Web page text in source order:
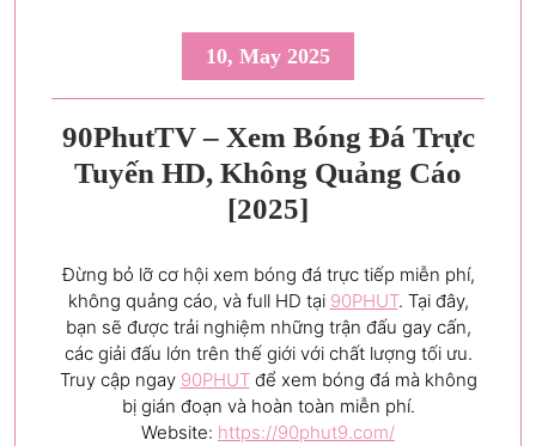
10, May 2025
90PhutTV – Xem Bóng Đá Trực
Tuyến HD, Không Quảng Cáo
[2025]
Đừng bỏ lỡ cơ hội xem bóng đá trực tiếp miễn phí,
không quảng cáo, và full HD tại 90PHUT. Tại đây,
bạn sẽ được trải nghiệm những trận đấu gay cấn,
các giải đấu lớn trên thế giới với chất lượng tối ưu.
Truy cập ngay 90PHUTđể xem bóng đá mà không
bị gián đoạn và hoàn toàn miễn phí.
Website: https://90phut9.com/